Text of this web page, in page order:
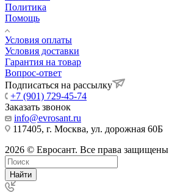
Политика
Помощь
Условия оплаты
Условия доставки
Гарантия на товар
Вопрос-ответ
Подписаться на рассылку
+7 (901) 729-45-74
Заказать звонок
info@evrosant.ru
117405, г. Москва, ул. дорожная 60Б
2026 © Евросант. Все права защищены
Найти